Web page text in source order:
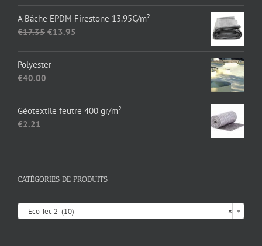
€1,652.89
A Bâche EPDM Firestone 13.95€/m²
€17.35 Le
€13.95
Polyester
€40.00
Géotextile feutre 400 gr/m²
€2.21
CATÉGORIES DE PRODUITS
×
Eco Tec 2 (10)